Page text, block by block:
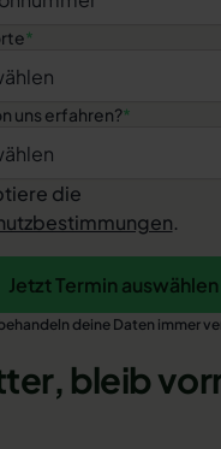
*
uns erfahren?*
die
.
Jetzt Termin auswählen
deine Daten immer
bleib